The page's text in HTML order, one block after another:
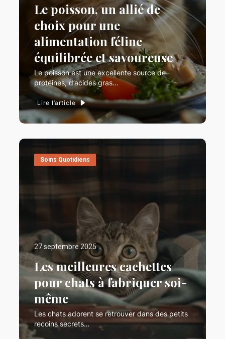
Le poisson, un allié de
choix pour une
alimentation féline
équilibrée et savoureuse
Le poisson est une excellente source de
protéines, d’acides gras…
Lire l’article
Soins Quotidiens
27 septembre 2025
Les meilleures cachettes
pour chats à fabriquer soi-
même
Les chats adorent se retrouver dans des petits
recoins secrets…